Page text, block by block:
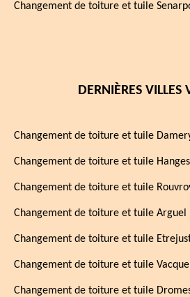
Changement de toiture et tuile
DERNIÈRES VILLES
Changement de toiture et tuile
Changement de toiture et tuile
Changement de toiture et tuile
Changement de toiture et tuile Arguel
Changement de toiture et tuile
Changement de toiture et tuile
Changement de toiture et tuile